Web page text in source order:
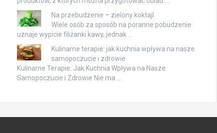
Na przebudzenie – zielony koktajl
Wiele osób za sposób na poranne pobudzenie
uznaje wypicie filiżanki kawy, jednak …
Kulinarne terapie: jak kuchnia wpływa na nasze
samopoczucie i zdrowie
Kulinarne Terapie: Jak Kuchnia Wpływa na Nasze
Samopoczucie i Zdrowie Nie ma …